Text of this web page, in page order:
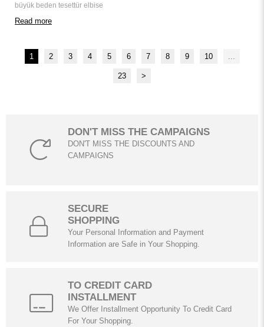
büyük beden tesettür elbise
Read more
1 2 3 4 5 6 7 8 9 10
23 >
DON'T MISS THE CAMPAIGNS
DON'T MISS THE DISCOUNTS AND
CAMPAIGNS
SECURE
SHOPPING
Your Personal Information and Payment
Information are Safe in Your Shopping.
TO CREDIT CARD
INSTALLMENT
We Offer Installment Opportunity To Credit Card
For Your Shopping.